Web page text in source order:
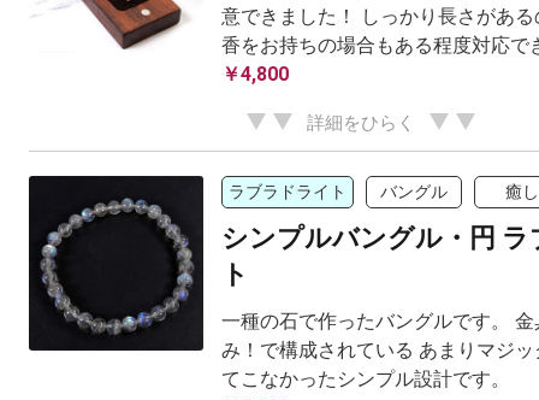
意できました！ しっかり長さがあ
香をお持ちの場合もある程度対応で
￥4,800
詳細をひらく
ラブラドライト バングル 癒し
シンプルバングル・円
ト
一種の石で作ったバングルです。
み！で構成されている あまりマジ
てこなかったシンプル設計です。